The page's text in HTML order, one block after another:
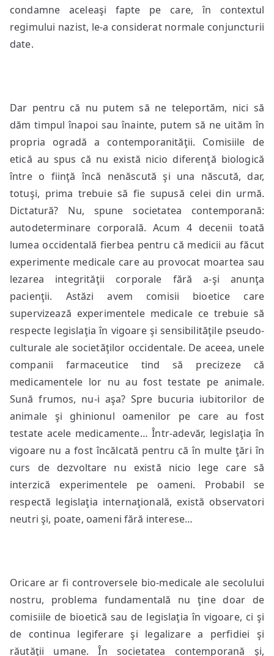
condamne aceleaşi fapte pe care, în contextul
regimului nazist, le-a considerat normale conjuncturii
date.
Dar pentru că nu putem să ne teleportăm, nici să
dăm timpul înapoi sau înainte, putem să ne uităm în
propria ogradă a contemporanităţii. Comisiile de
etică au spus că nu există nicio diferenţă biologică
între o fiinţă încă nenăscută şi una născută, dar,
totuşi, prima trebuie să fie supusă celei din urmă.
Dictatură? Nu, spune societatea contemporană:
autodeterminare corporală. Acum 4 decenii toată
lumea occidentală fierbea pentru că medicii au făcut
experimente medicale care au provocat moartea sau
lezarea integrităţii corporale fără a-şi anunţa
pacienţii. Astăzi avem comisii bioetice care
supervizează experimentele medicale ce trebuie să
respecte legislaţia în vigoare şi sensibilităţile pseudo-
culturale ale societăţilor occidentale. De aceea, unele
companii farmaceutice tind să precizeze că
medicamentele lor nu au fost testate pe animale.
Sună frumos, nu-i aşa? Spre bucuria iubitorilor de
animale şi ghinionul oamenilor pe care au fost
testate acele medicamente… Într-adevăr, legislaţia în
vigoare nu a fost încălcată pentru că în multe ţări în
curs de dezvoltare nu există nicio lege care să
interzică experimentele pe oameni. Probabil se
respectă legislaţia internaţională, există observatori
neutri şi, poate, oameni fără interese…
Oricare ar fi controversele bio-medicale ale secolului
nostru, problema fundamentală nu ţine doar de
comisiile de bioetică sau de legislaţia în vigoare, ci şi
de continua legiferare şi legalizare a perfidiei şi
răutăţii umane. În societatea contemporană şi,